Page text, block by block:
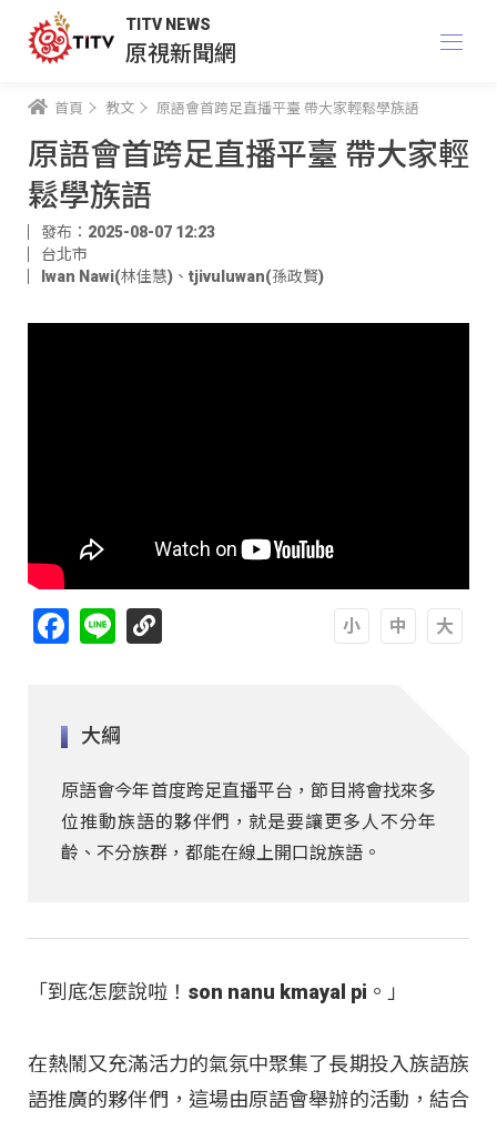
TITV NEWS
原視新聞網
首頁 教文 原語會首跨足直播平臺 帶大家輕鬆學族語
原語會首跨足直播平臺 帶大家輕
鬆學族語
發布：2025-08-07 12:23
台北市
Iwan Nawi(林佳慧) 、 tjivuluwan(孫政賢)
Facebook
Line
大綱
原語會今年首度跨足直播平台，節目將會找來多
位推動族語的夥伴們，就是要讓更多人不分年
齡、不分族群，都能在線上開口說族語。
「到底怎麼說啦！son nanu kmayal pi。」
在熱鬧又充滿活力的氣氛中聚集了長期投入族語族
語推廣的夥伴們，這場由原語會舉辦的活動，結合